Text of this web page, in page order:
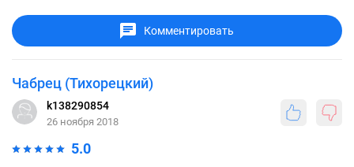
Комментировать
Чабрец (Тихорецкий)
k138290854
26 ноября 2018
5.0